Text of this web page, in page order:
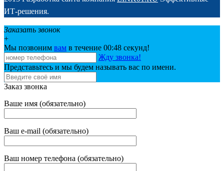
ИТ-решения.
Заказать звонок
+
Мы позвоним вам в течение 00:48 секунд!
Жду звонка!
Представьтесь и мы будем называть вас по имени.
Заказ звонка
Ваше имя (обязательно)
Ваш e-mail (обязательно)
Ваш номер телефона (обязательно)